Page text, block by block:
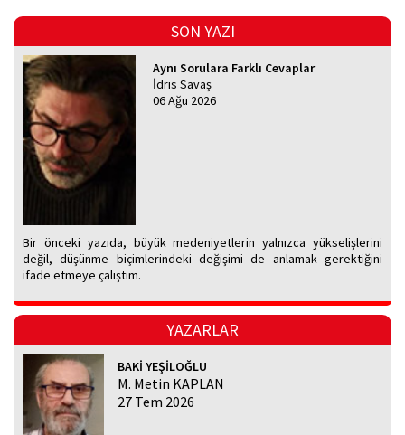
SON YAZI
Aynı Sorulara Farklı Cevaplar
İdris Savaş
06 Ağu 2026
Bir önceki yazıda, büyük medeniyetlerin yalnızca yükselişlerini
değil, düşünme biçimlerindeki değişimi de anlamak gerektiğini
ifade etmeye çalıştım.
YAZARLAR
BAKİ YEŞİLOĞLU
M. Metin KAPLAN
27 Tem 2026